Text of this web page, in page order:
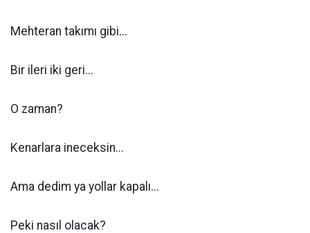
Mehteran takımı gibi...
Bir ileri iki geri...
O zaman?
Kenarlara ineceksin...
Ama dedim ya yollar kapalı...
Peki nasıl olacak?